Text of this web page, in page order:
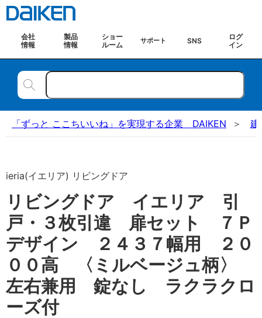
会社
情報
製品
情報
ショー
ルーム
サポート SNS
ログ
イン
「ずっと ここちいいね」を実現する企業 DAIKEN 建
ieria(イエリア) リビングドア
リビングドア イエリア 引
戸・３枚引違 扉セット ７Ｐ
デザイン ２４３７幅用 ２０
００高 〈ミルベージュ柄〉
左右兼用 錠なし ラクラクロ
ーズ付